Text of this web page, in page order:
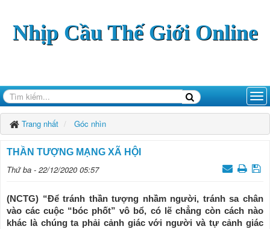
Nhịp Cầu Thế Giới Online
Trang nhất Góc nhìn
THẦN TƯỢNG MẠNG XÃ HỘI
Thứ ba - 22/12/2020 05:57
(NCTG) “Để tránh thần tượng nhầm người, tránh sa chân
vào các cuộc “bóc phốt” vô bổ, có lẽ chẳng còn cách nào
khác là chúng ta phải cảnh giác với người và tự cảnh giác